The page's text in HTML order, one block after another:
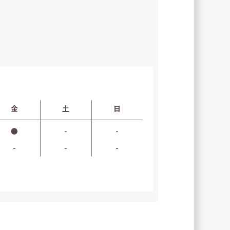
金 土 日
● -
-
-
- -